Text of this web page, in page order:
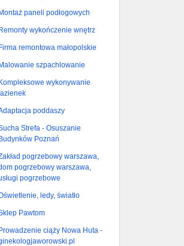
Montaż paneli podłogowych
Remonty wykończenie wnętrz
Firma remontowa małopolskie
Malowanie szpachlowanie
Kompleksowe wykonywanie
poddaszy
Strefa - Osuszanie
Budynków Poznań
pogrzebowy warszawa,
pogrzebowy warszawa,
pogrzebowe
ledy, światło
Pawtom
Prowadzenie ciąży Nowa Huta -